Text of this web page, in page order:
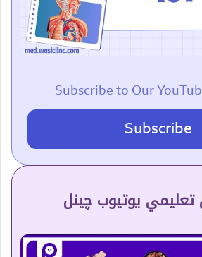
Subscribe to Our
Subscribe
تعلیمي یوتیوب چینل